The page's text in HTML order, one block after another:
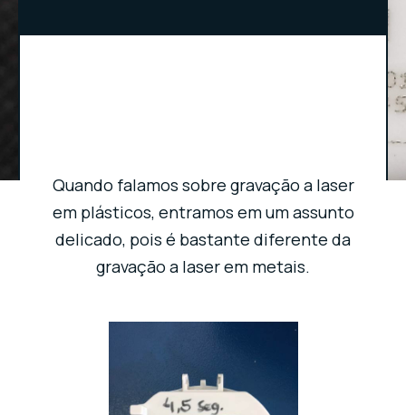
Quando falamos sobre gravação a laser
em plásticos, entramos em um assunto
delicado, pois é bastante diferente da
gravação a laser em metais.